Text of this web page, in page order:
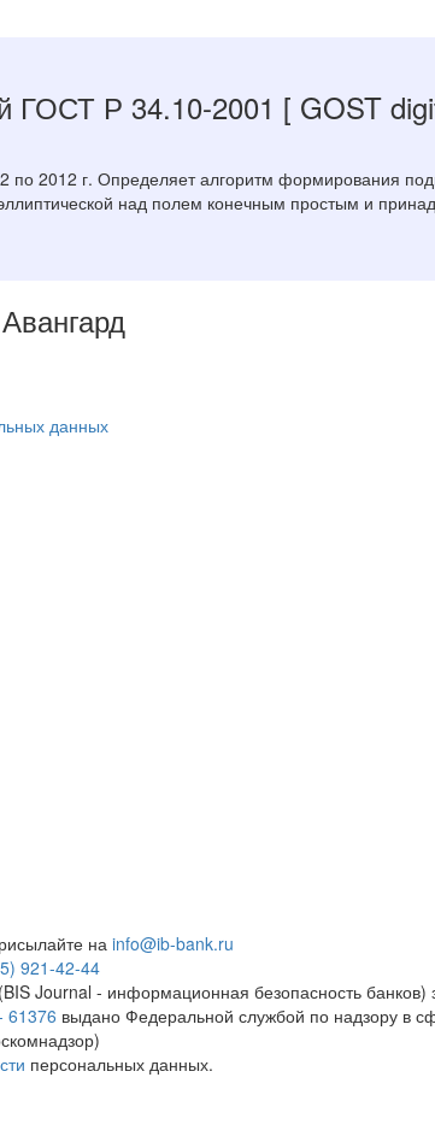
ГОСТ Р 34.10-2001 [ GOST
по 2012 г. Определяет алгоритм формирования
над полем конечным простым и
данных
на info@ib-bank.ru
921-42-44
Journal - информационная безопасность банков)
61376 выдано Федеральной службой по надзору в
персональных данных.